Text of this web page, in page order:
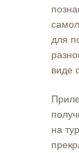
для
виде
на